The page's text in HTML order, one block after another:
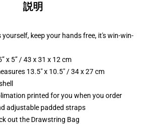
説明
keep your hands free, it's win-win-
x 5” / 43 x 31 x 12 cm
13.5" x 10.5" / 34 x 27 cm
printed for you when you order
adjustable padded straps
out the Drawstring Bag